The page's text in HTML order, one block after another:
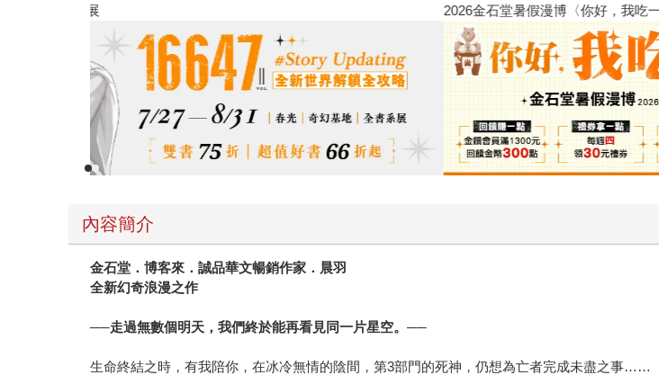
2026金
內容簡介
金石堂 ．博客來．誠品華文暢銷作家．晨羽
全新幻奇浪漫之作
──走過無數個明天，我們終於能再看見同一片星空。──
生命終結之時，有我陪你，在冰冷無情的陰間，第3部門的死神，仍想為亡者完成未盡之事……